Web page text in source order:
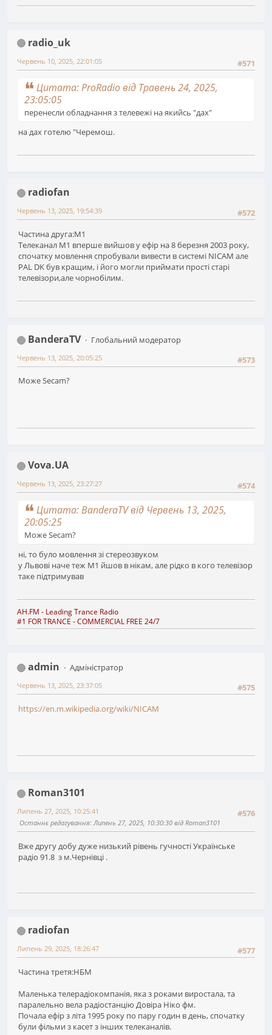
radio_uk
#571
Червень 10, 2025, 22:01:05
Цитата: ProRadio від Травень 24, 2025,
23:05:05
перенесли обладнання з телевежі на якийсь "дах"
на дах готелю "Черемош.
radiofan
#572
Червень 13, 2025, 19:54:39
Частина друга:М1
Телеканал М1 вперше вийшов у ефір на 8 березня 2003 року,
спочатку мовлення спробували вивести в системі NIСAM але
PAL DK був кращим, і його могли приймати прості старі
телевізори,але чорнобілим.
BanderaTV
Глобальний модератор
#573
Червень 13, 2025, 20:05:25
Може Secam?
Vova.UA
#574
Червень 13, 2025, 23:27:27
Цитата: BanderaTV від Червень 13, 2025,
20:05:25
Може Secam?
ні, то було мовлення зі стереозвуком
у Львові наче теж М1 йшов в нікам, але рідко в кого телевізор
таке підтримував
AH.FM - Leading Trance Radio
#1 FOR TRANCE - COMMERCIAL FREE 24/7
admin
Адміністратор
#575
Червень 13, 2025, 23:37:05
https://en.m.wikipedia.org/wiki/NICAM
Roman3101
#576
Липень 27, 2025, 10:25:41
Останнє редагування: Липень 27, 2025, 10:30:30 від Roman3101
Вже другу добу дуже низький рівень гучності Українське
радіо 91.8 з м.Чернівці .
radiofan
#577
Липень 29, 2025, 18:26:47
Частина третя:НБМ
Маленька телерадіокомпанія, яка з роками виростала, та
паралельно вела радіостанцію Довіра Ніко фм.
Почала ефір з літа 1995 року по пару годин в день, спочатку
були фільми з касет з інших телеканалів.